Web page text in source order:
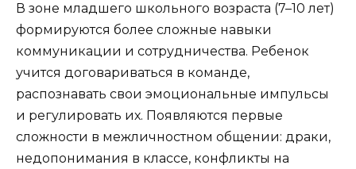
В зоне младшего школьного возраста (7–10 лет)
формируются более сложные навыки
коммуникации и сотрудничества. Ребенок
учится договариваться в команде,
распознавать свои эмоциональные импульсы
и регулировать их. Появляются первые
сложности в межличностном общении: драки,
недопонимания в классе, конфликты на